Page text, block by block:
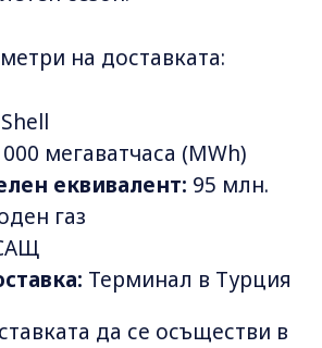
на доставката:
Shell
мегаватчаса (MWh)
еквивалент: 95 млн.
газ
Терминал в Турция
да се осъществи в